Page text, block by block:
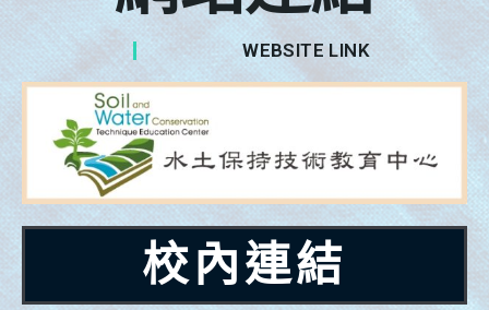
WEBSITE LINK
校內連結